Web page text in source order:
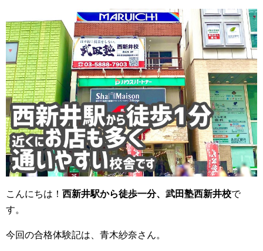
こんにちは！ 西新井駅から徒歩一分、武田塾西新井校で
す。
今回の合格体験記は、青木紗奈さん。